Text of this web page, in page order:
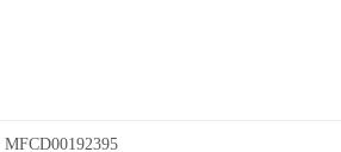
MFCD00192395